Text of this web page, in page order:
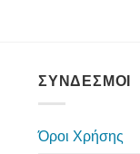
ΣΥΝΔΕΣΜΟΙ
Όροι Χρήσης